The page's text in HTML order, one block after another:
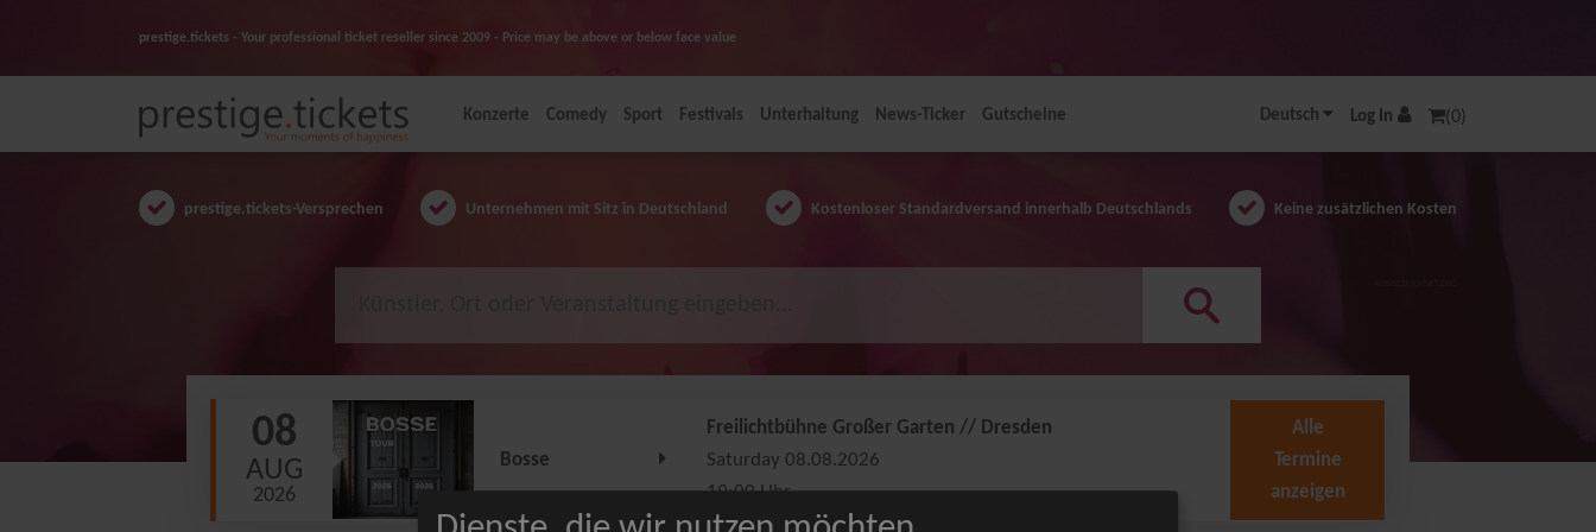
prestige.tickets - Your professional ticket reseller since 2009 - Price may be above or below face value
Deutsch Log In (0)
Konzerte Comedy Sport Festivals Unterhaltung News-Ticker Gutscheine
prestige.tickets-Versprechen Unternehmen mit Sitz in Deutschland Kostenloser Standardversand innerhalb Deutschlands Keine zusätzlichen Kosten
08
AUG
2026
Bosse
Freilichtbühne Großer Garten // Dresden
Saturday 08.08.2026
19:00 Uhr
Alle
Termine
anzeigen